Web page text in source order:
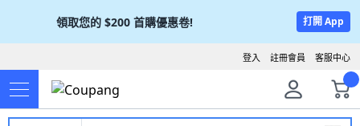
領取您的 $200 首購優惠卷! 打開 App
客服中心
註冊會員
登入